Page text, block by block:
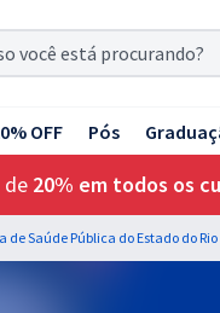
OFF Pós
de 20% em todos os